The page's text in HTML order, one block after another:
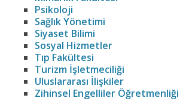
Psikoloji
Sağlık Yönetimi
Siyaset Bilimi
Sosyal Hizmetler
Tıp Fakültesi
Turizm İşletmeciliği
Uluslararası İlişkiler
Zihinsel Engelliler Öğretmenliği